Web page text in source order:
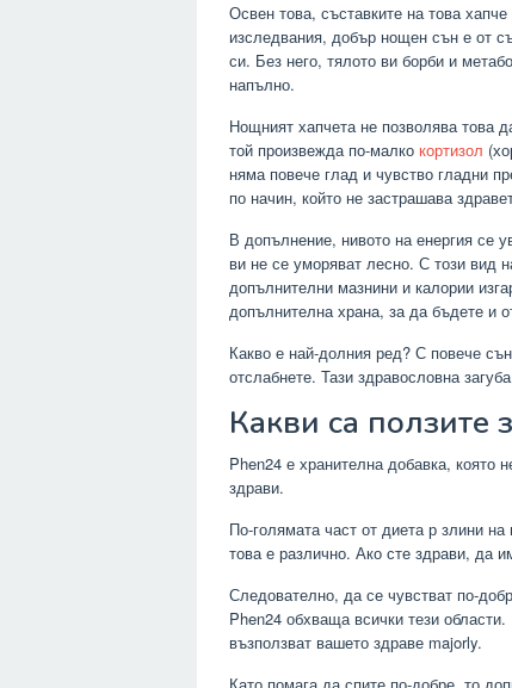
Освен това, съставките на това
изследвания, добър нощен сън е от
си. Без него, тялото ви борби и
напълно.
Нощният хапчета не позволява това
той произвежда по-малко кортизол
няма повече глад и чувство гладни
по начин, който не застрашава
В допълнение, нивото на енергия се
ви не се уморяват лесно. С този вид
допълнителни мазнини и калории
допълнителна храна, за да бъдете и
Какво е най-долния ред? С повече
отслабнете. Тази здравословна
Какви са ползите
Phen24 е хранителна добавка, която
здрави.
По-голямата част от диета р злини
това е различно. Ако сте здрави, да
Следователно, да се чувстват по-
Phen24 обхваща всички тези
възползват вашето здраве majorly.